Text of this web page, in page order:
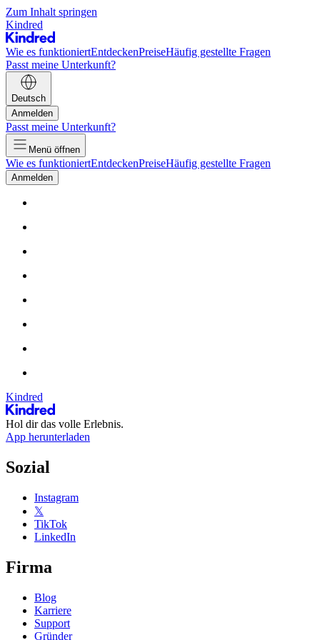
Zum Inhalt springen
Kindred
Wie es funktioniertEntdeckenPreiseHäufig gestellte Fragen
Passt meine Unterkunft?
Deutsch
Anmelden
Passt meine Unterkunft?
Menü öffnen
Wie es funktioniertEntdeckenPreiseHäufig gestellte Fragen
Anmelden
Kindred
Hol dir das volle Erlebnis.
App herunterladen
Sozial
Instagram
𝕏
TikTok
LinkedIn
Firma
Blog
Karriere
Support
Gründer